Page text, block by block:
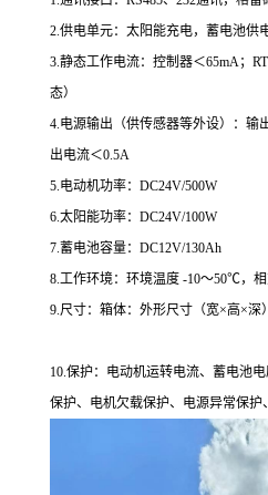
2.供电单元：太阳能充电，蓄电池供
3.静态工作电流：控制器＜65mA；
态）
4.电源输出（供传感器等外设）：输
出电流＜0.5A
5.电动机功率：DC24V/500W
6.太阳能功率：DC24V/100W
7.蓄电池容量：DC12V/130Ah
8.工作环境：环境温度 -10～50℃，相
9.尺寸：箱体：外形尺寸（宽×高×深
10.保护：电动机运转电流、蓄电池
保护、电机欠载保护、电源异常保护